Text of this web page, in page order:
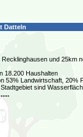
Datteln
und 25km
18.200 Haushalten
53% Landwirtschaft, 20%
sind
.....